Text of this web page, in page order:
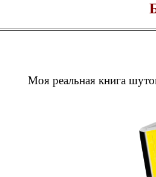
Моя реальная книга